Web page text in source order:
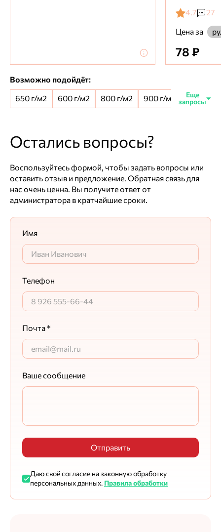
4.7
27
Цена за
78 ₽
Возможно подойдёт:
650 г/м2
600 г/м2 800 г/м2 900 г/м2 650+100
Остались вопросы?
Воспользуйтесь формой, чтобы задать вопросы или
оставить отзыв и предложение. Обратная связь для
нас очень ценна. Вы получите ответ от
администратора в кратчайшие сроки.
Имя
Телефон
Почта *
Ваше сообщение
Отправить
Даю своё согласие на законную обработку
персональных данных. Правила обработки